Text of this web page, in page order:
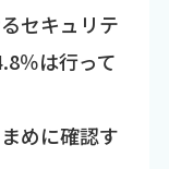
セキュリテ
％は行って
めに確認す